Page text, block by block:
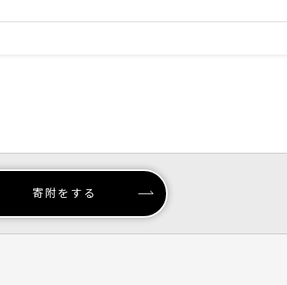
寄附をする